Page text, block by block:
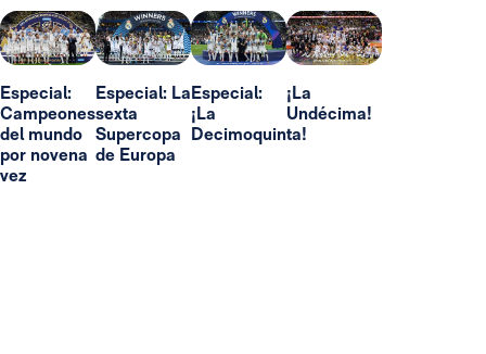
Especial:
Campeones
del mundo
por novena
vez
Especial: La
sexta
Supercopa
de Europa
Especial:
¡La
Decimoquinta!
¡La
Undécima!